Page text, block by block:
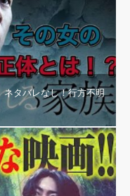
ネタバレなし！行方不明